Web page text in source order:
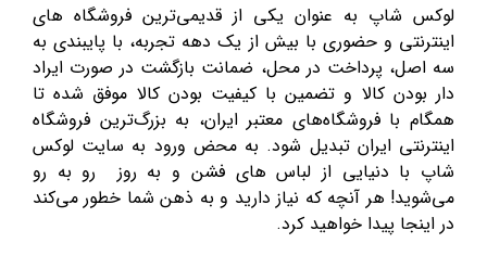
لوکس شاپ به عنوان یکی از قدیمی‌ترین فروشگاه های
اینترنتی و حضوری با بیش از یک دهه تجربه، با پایبندی به
سه اصل، پرداخت در محل، ضمانت بازگشت در صورت ایراد
دار بودن کالا و تضمین با کیفیت بودن کالا موفق شده تا
همگام با فروشگاه‌های معتبر ایران، به بزرگ‌ترین فروشگاه
اینترنتی ایران تبدیل شود. به محض ورود به سایت لوکس
شاپ با دنیایی از لباس های فشن و به روز رو به رو
می‌شوید! هر آنچه که نیاز دارید و به ذهن شما خطور می‌کند
در اینجا پیدا خواهید کرد.